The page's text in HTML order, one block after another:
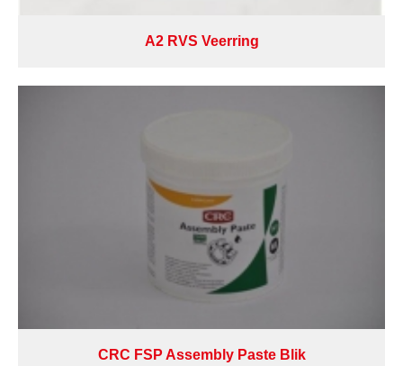
A2 RVS Veerring
CRC FSP Assembly Paste Blik